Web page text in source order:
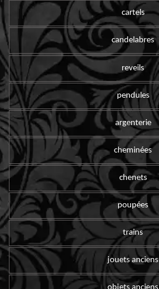
cartels
candelabres
reveils
pendules
argenterie
cheminées
chenets
poupées
trains
jouets anciens